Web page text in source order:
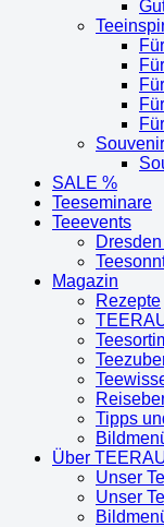
SALE %
Teeseminare
Teeevents
Magazin
Rezepte
Tipps
Über
Unser
Unser